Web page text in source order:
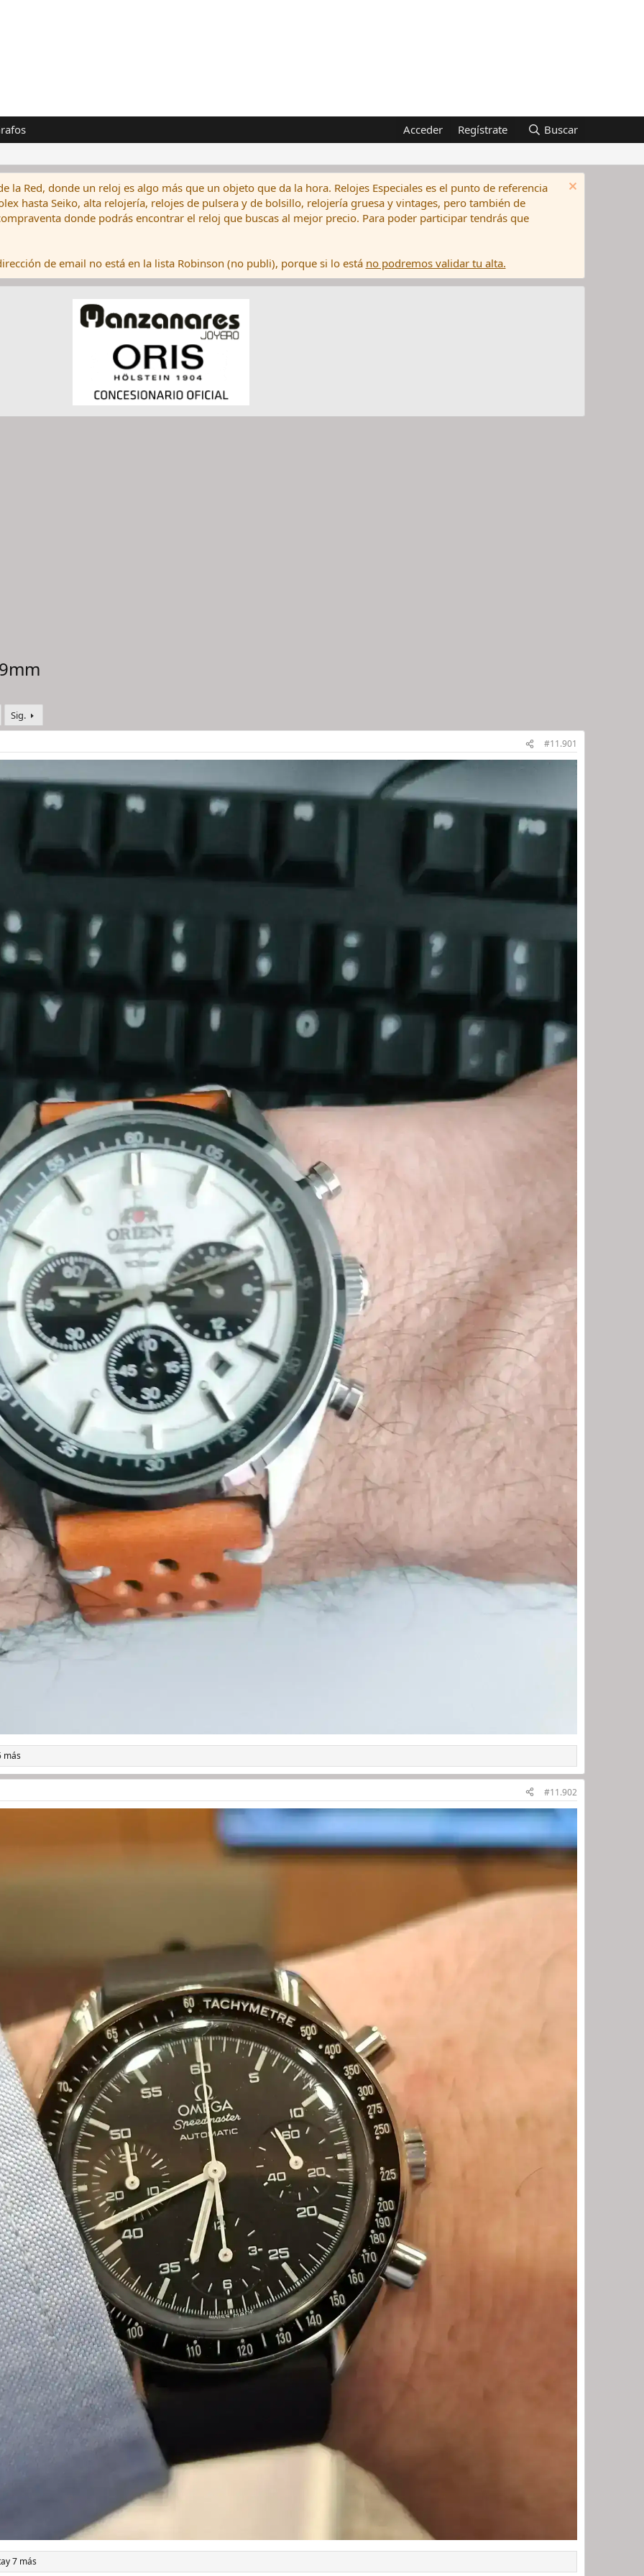
Acceder Regístrate Buscar
la Red, donde un reloj es algo más que un objeto que da la hora. Relojes Especiales es el punto de referencia
hasta Seiko, alta relojería, relojes de pulsera y de bolsillo, relojería gruesa y vintages, pero también de
donde podrás encontrar el reloj que buscas al mejor precio. Para poder participar tendrás que
de email no está en la lista Robinson (no publi), porque si lo está no podremos validar tu alta.
Sig.
#11.901
más
#11.902
y 7 más